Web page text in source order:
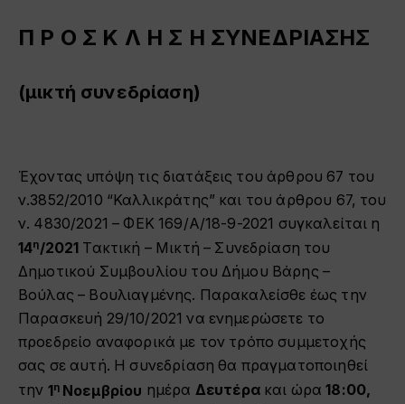
Π Ρ Ο Σ Κ Λ Η Σ Η ΣΥΝΕΔΡΙΑΣΗΣ
(μικτή συνεδρίαση)
Έχοντας υπόψη τις διατάξεις του άρθρου 67 του
ν.3852/2010 “Καλλικράτης” και του άρθρου 67, του
ν. 4830/2021 – ΦΕΚ 169/Α/18-9-2021 συγκαλείται η
14η/2021 Τακτική – Μικτή – Συνεδρίαση του
Δημοτικού Συμβουλίου του Δήμου Βάρης –
Βούλας – Βουλιαγμένης. Παρακαλείσθε έως την
Παρασκευή 29/10/2021 να ενημερώσετε το
προεδρείο αναφορικά με τον τρόπο συμμετοχής
σας σε αυτή. Η συνεδρίαση θα πραγματοποιηθεί
την 1η Νοεμβρίου ημέρα Δευτέρα και ώρα18:00,